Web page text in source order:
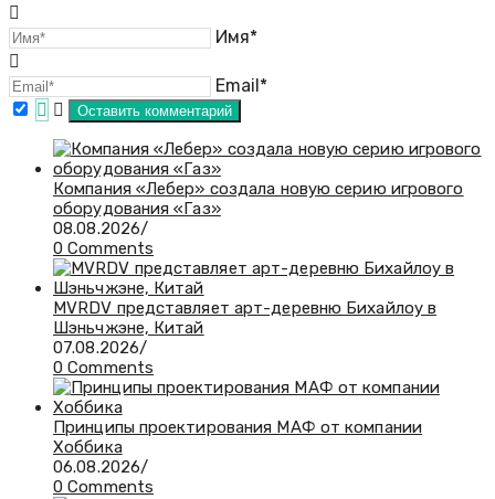
Имя*
Email*
​Компания «Лебер» создала новую серию игрового
оборудования «Газ»
08.08.2026/
0 Comments
MVRDV представляет арт-деревню Бихайлоу в
Шэньчжэне, Китай
07.08.2026/
0 Comments
Принципы проектирования МАФ от компании
Хоббика
06.08.2026/
0 Comments